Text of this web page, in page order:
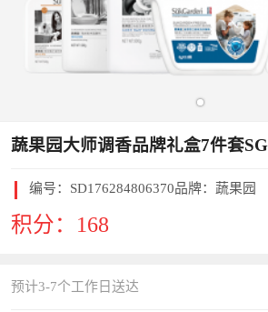
蔬果园大师调香品牌礼盒7件套
编号： SD176284806370品牌：蔬果园
积分： 168
预计3-7个工作日送达